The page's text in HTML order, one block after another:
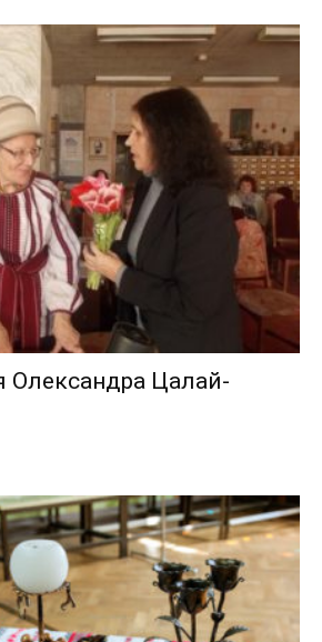
Олександра Цалай-